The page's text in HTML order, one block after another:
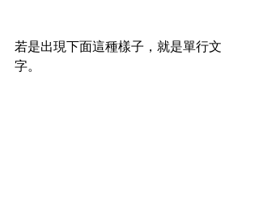
若是出現下面這種樣子，就是單行文
字。